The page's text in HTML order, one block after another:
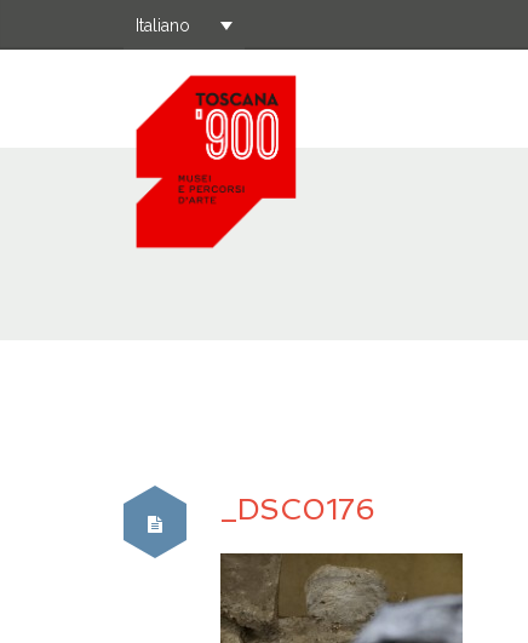
Italiano
_DSC0176